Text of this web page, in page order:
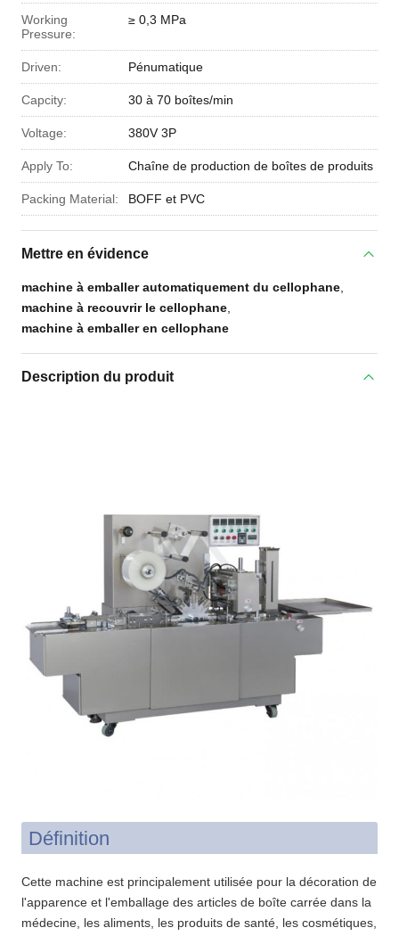
Working
Pressure:
≥ 0,3 MPa
Driven: Pénumatique
Capcity: 30 à 70 boîtes/min
Voltage: 380V 3P
Apply To: Chaîne de production de boîtes de produits
Packing Material: BOFF et PVC
Mettre en évidence
machine à emballer automatiquement du cellophane
machine à recouvrir le cellophane
machine à emballer en cellophane
Description du produit
Définition
Cette machine est principalement utilisée pour la décoration de
l'apparence et l'emballage des articles de boîte carrée dans la
médecine, les aliments, les produits de santé, les cosmétiques,